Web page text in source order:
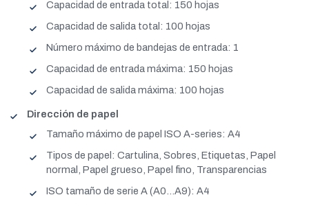
Capacidad de entrada total: 150 hojas
Capacidad de salida total: 100 hojas
Número máximo de bandejas de entrada: 1
Capacidad de entrada máxima: 150 hojas
Capacidad de salida máxima: 100 hojas
Dirección de papel
Tamaño máximo de papel ISO A-series: A4
Tipos de papel: Cartulina, Sobres, Etiquetas, Papel
normal, Papel grueso, Papel fino, Transparencias
ISO tamaño de serie A (A0...A9): A4